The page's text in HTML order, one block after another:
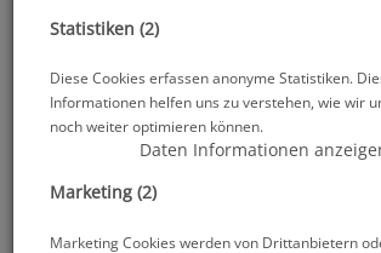
Statistiken (2)
Diese Cookies erfassen anonyme Statistiken.
Informationen helfen uns zu verstehen, wie wir
noch weiter optimieren können.
Daten Informationen
Marketing (2)
Marketing Cookies werden von Drittanbietern